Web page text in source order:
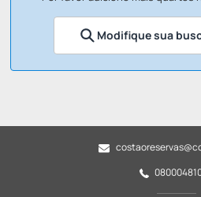
Modifique sua